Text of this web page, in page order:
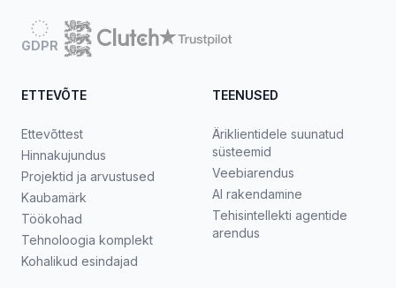
GDPR
ETTEVÕTE
Ettevõttest
Hinnakujundus
Projektid ja arvustused
Kaubamärk
Töökohad
Tehnoloogia komplekt
Kohalikud esindajad
TEENUSED
Äriklientidele suunatud
süsteemid
Veebiarendus
AI rakendamine
Tehisintellekti agentide
arendus